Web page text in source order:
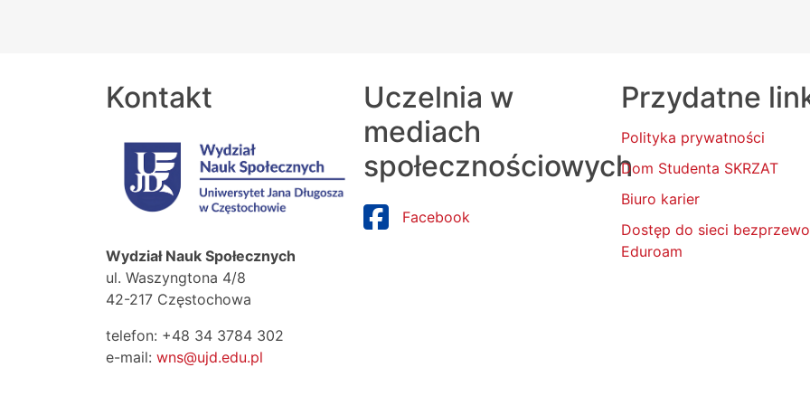
Kontakt
Wydział Nauk Społecznych
ul. Waszyngtona 4/8
42-217 Częstochowa
telefon: +48 34 3784 302
e-mail: wns@ujd.edu.pl
Uczelnia w
mediach
społecznościowych
Facebook
Przydatne
Polityka prywatności
Dom Studenta SKRZAT
Biuro karier
Dostęp do sieci
Eduroam